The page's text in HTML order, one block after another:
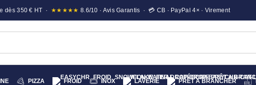
dès 350 € HT · ★★★★★ 8.6/10 · Avis Garantis · 💳 CB · PayPal 4× · Virement
PIZZA FROID INOX LAVERIE PRÊT A BRANCHER